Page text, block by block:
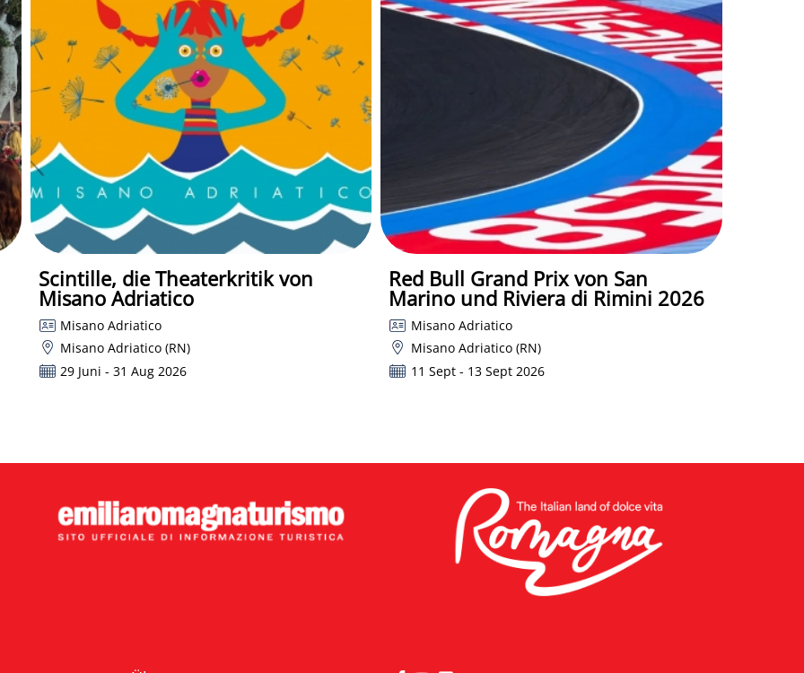
Scintille, die Theaterkritik von
Misano Adriatico
Misano Adriatico
Misano Adriatico (RN)
29 Juni - 31 Aug 2026
Red Bull Grand Prix von San
Marino und Riviera di Rimini 2026
Misano Adriatico
Misano Adriatico (RN)
11 Sept - 13 Sept 2026